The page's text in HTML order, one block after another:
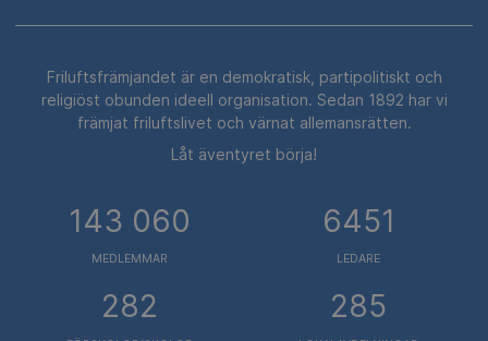
Friluftsfrämjandet är en demokratisk, partipolitiskt och
religiöst obunden ideell organisation. Sedan 1892 har vi
främjat friluftslivet och värnat allemansrätten.
Låt äventyret börja!
143 060
MEDLEMMAR
6451
LEDARE
282 285